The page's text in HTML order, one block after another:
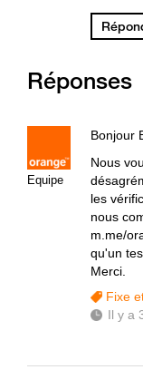
Réponses
Equipe
Bonjour
Nous
les
nous
m.me/
qu'un
Merci.
Fixe
Il y a